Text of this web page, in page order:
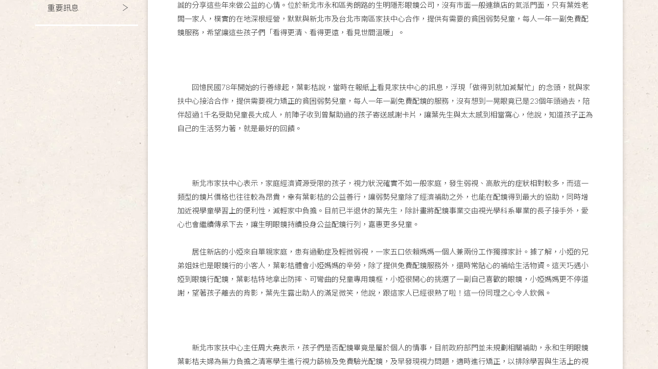
重要訊息
誠的分享這些年來做公益的心情。位於新北市永和區秀朗路的生明隱形眼鏡公司，沒有市面一般連鎖店的氣派門面，只有葉姓老
闆一家人，樸實的在地深根經營，默默與新北市及台北市南區家扶中心合作，提供有需要的貧困弱勢兒童，每人一年一副免費配
鏡服務，希望讓這些孩子們「看得更清、看得更遠，看見世間溫暖」。
回憶民國78年開始的行善緣起，葉彰桔說，當時在報紙上看見家扶中心的訊息，浮現「做得到就加減幫忙」的念頭，就與家
扶中心接洽合作，提供需要視力矯正的貧困弱勢兒童，每人一年一副免費配鏡的服務，沒有想到一晃眼竟已是23個年頭過去，陪
伴超過1千名受助兒童長大成人，前陣子收到曾幫助過的孩子寄送感謝卡片，讓葉先生與太太感到相當窩心，他說，知道孩子正為
自己的生活努力著，就是最好的回饋。
新北市家扶中心表示，家庭經濟資源受限的孩子，視力狀況確實不如一般家庭，發生弱視、高散光的症狀相對較多，而這一
類型的鏡片價格也往往較為昂貴，幸有葉彰桔的公益善行，讓弱勢兒童除了經濟補助之外，也能在配鏡得到最大的協助，同時增
加近視學童學習上的便利性，減輕家中負擔。目前已半退休的葉先生，除計畫將配鏡事業交由視光學科系畢業的長子接手外，愛
心也會繼續傳承下去，讓生明眼鏡持續投身公益配鏡行列，嘉惠更多兒童。
居住新店的小婭來自單親家庭，患有過動症及輕微弱視，一家五口依賴媽媽一個人兼兩份工作獨撐家計。據了解，小婭的兄
弟姐妹也是眼鏡行的小客人，葉彰桔體會小婭媽媽的辛勞，除了提供免費配鏡服務外，還時常貼心的補給生活物資。這天巧遇小
婭到眼鏡行配鏡，葉彰桔特地拿出防摔、可彎曲的兒童專用鏡框，小婭很開心的挑選了一副自己喜歡的眼鏡，小婭媽媽更不停道
謝，望著孩子離去的背影，葉先生露出助人的滿足微笑，他說，跟這家人已經很熟了啦！這一份同理之心令人欽佩。
新北市家扶中心主任周大堯表示，孩子們是否配鏡畢竟是屬於個人的情事，目前政府部門並未規劃相關補助，永和生明眼鏡
葉彰桔夫婦為無力負擔之清寒學生進行視力篩檢及免費驗光配鏡，及早發現視力問題，適時進行矯正，以排除學習與生活上的視